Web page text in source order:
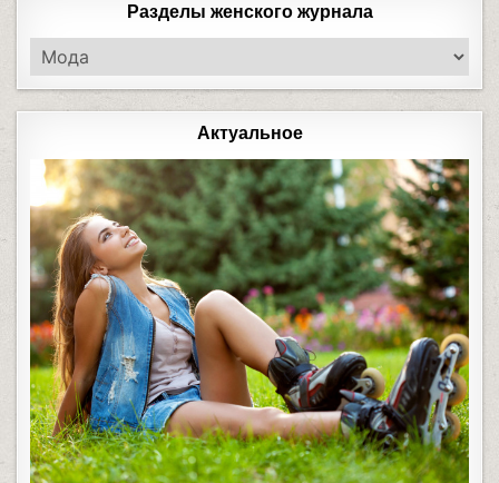
Разделы женского журнала
Актуальное